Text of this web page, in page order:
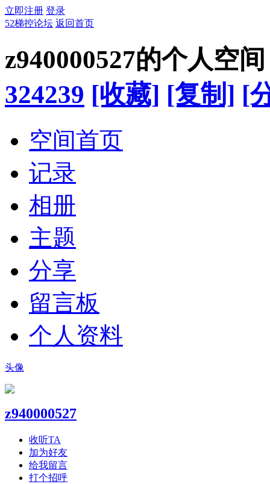
立即注册 登录
52梯控论坛 返回首页
z940000527的个人空间
324239 [收藏] [复制] [
空间首页
记录
相册
主题
分享
留言板
个人资料
头像
z940000527
收听TA
加为好友
给我留言
打个招呼